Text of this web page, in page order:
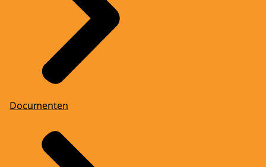
Documenten